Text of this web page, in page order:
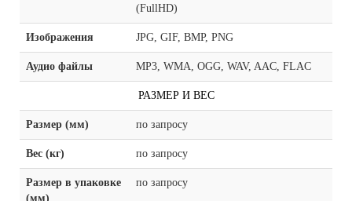
(FullHD)
Изображения JPG, GIF, BMP, PNG
Аудио файлы MP3, WMA, OGG, WAV, AAC, FLAC
РАЗМЕР И ВЕС
Размер (мм) по запросу
Вес (кг) по запросу
Размер в упаковке
(мм)
по запросу